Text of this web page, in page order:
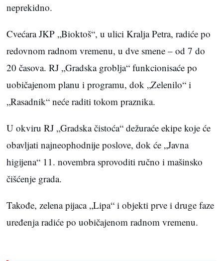
neprekidno.
Cvećara JKP „Bioktoš“, u ulici Kralja Petra, radiće po
redovnom radnom vremenu, u dve smene – od 7 do
20 časova. RJ „Gradska groblja“ funkcionisaće po
uobičajenom planu i programu, dok „Zelenilo“ i
„Rasadnik“ neće raditi tokom praznika.
U okviru RJ „Gradska čistoća“ dežuraće ekipe koje će
obavljati najneophodnije poslove, dok će „Javna
higijena“ 11. novembra sprovoditi ručno i mašinsko
čišćenje grada.
Takođe, zelena pijaca „Lipa“ i objekti prve i druge faze
uređenja radiće po uobičajenom radnom vremenu.